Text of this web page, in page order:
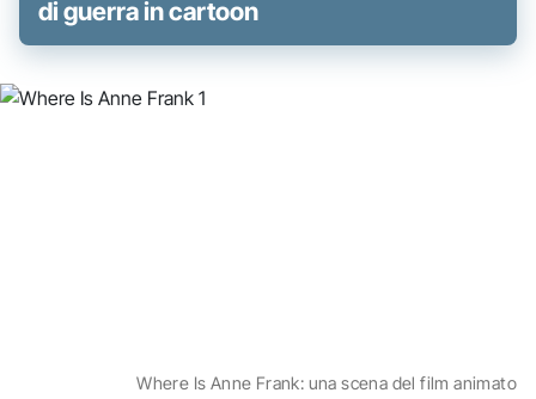
di guerra in cartoon
Where Is Anne Frank: una scena del film animato